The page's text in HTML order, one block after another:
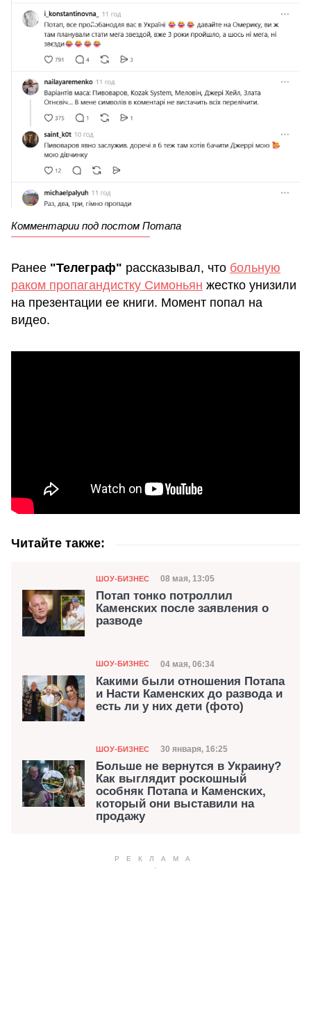
Комментарии под постом Потапа
Ранее "Телеграф" рассказывал, что больную
раком пропагандистку Симоньян жестко унизили
на презентации ее книги. Момент попал на
видео.
Читайте также:
Категория
ШОУ-БИЗНЕС Дата публикации
08 мая, 13:05
Потап тонко потроллил
Каменских после заявления о
разводе
Категория
ШОУ-БИЗНЕС Дата публикации
04 мая, 06:34
Какими были отношения Потапа
и Насти Каменских до развода и
есть ли у них дети (фото)
Категория
ШОУ-БИЗНЕС Дата публикации
30 января, 16:25
Больше не вернутся в Украину?
Как выглядит роскошный
особняк Потапа и Каменских,
который они выставили на
продажу